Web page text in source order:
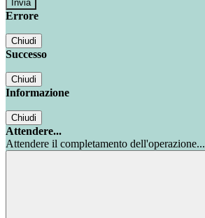
Errore
Chiudi
Successo
Chiudi
Informazione
Chiudi
Attendere...
Attendere il completamento dell'operazione...